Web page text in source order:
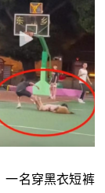
一名穿黑衣短裤